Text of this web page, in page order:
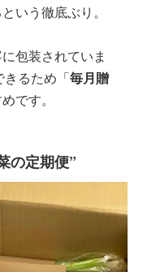
いう徹底ぶり。
包装されていま
きるため「毎月贈
です。
の定期便”